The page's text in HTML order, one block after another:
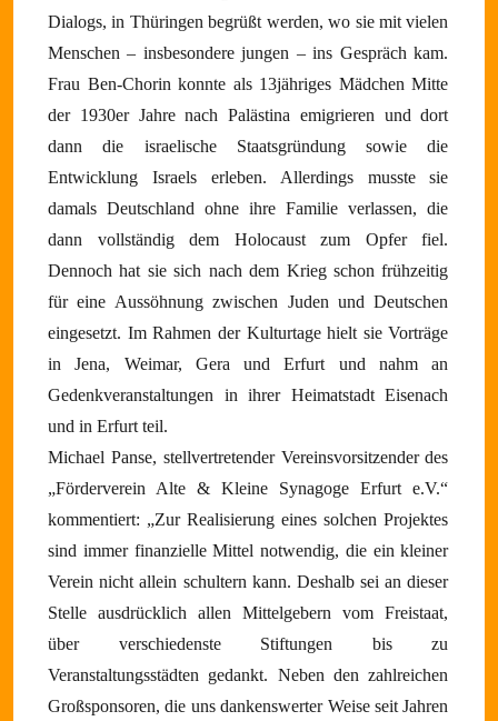
Dialogs, in Thüringen begrüßt werden, wo sie mit vielen
Menschen – insbesondere jungen – ins Gespräch kam.
Frau Ben-Chorin konnte als 13jähriges Mädchen Mitte
der 1930er Jahre nach Palästina emigrieren und dort
dann die israelische Staatsgründung sowie die
Entwicklung Israels erleben. Allerdings musste sie
damals Deutschland ohne ihre Familie verlassen, die
dann vollständig dem Holocaust zum Opfer fiel.
Dennoch hat sie sich nach dem Krieg schon frühzeitig
für eine Aussöhnung zwischen Juden und Deutschen
eingesetzt. Im Rahmen der Kulturtage hielt sie Vorträge
in Jena, Weimar, Gera und Erfurt und nahm an
Gedenkveranstaltungen in ihrer Heimatstadt Eisenach
und in Erfurt teil.
Michael Panse, stellvertretender Vereinsvorsitzender des
„Förderverein Alte & Kleine Synagoge Erfurt e.V.“
kommentiert: „Zur Realisierung eines solchen Projektes
sind immer finanzielle Mittel notwendig, die ein kleiner
Verein nicht allein schultern kann. Deshalb sei an dieser
Stelle ausdrücklich allen Mittelgebern vom Freistaat,
über verschiedenste Stiftungen bis zu
Veranstaltungsstädten gedankt. Neben den zahlreichen
Großsponsoren, die uns dankenswerter Weise seit Jahren